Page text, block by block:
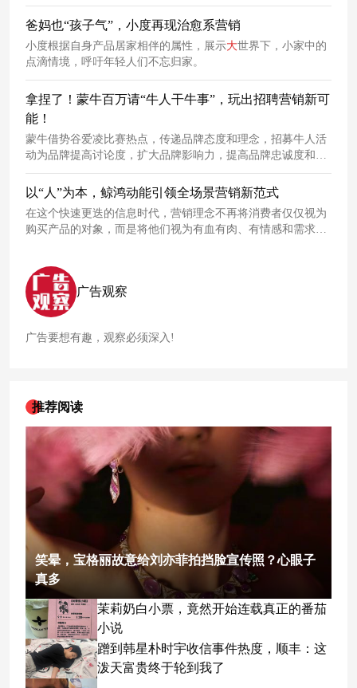
爸妈也“孩子气”，小度再现治愈系营销
小度根据自身产品居家相伴的属性，展示大世界下，小家中的
点滴情境，呼吁年轻人们不忘归家。
拿捏了！蒙牛百万请“牛人干牛事”，玩出招聘营销新可
能！
蒙牛借势谷爱凌比赛热点，传递品牌态度和理念，招募牛人活
动为品牌提高讨论度，扩大品牌影响力，提高品牌忠诚度和美
誉度。
以“人”为本，鲸鸿动能引领全场景营销新范式
在这个快速更迭的信息时代，营销理念不再将消费者仅仅视为
购买产品的对象，而是将他们视为有血有肉、有情感和需求的
答案就是：“回归以人为本，从‘全场景’破局。”
广告观察
广告要想有趣，观察必须深入!
推荐阅读
笑晕，宝格丽故意给刘亦菲拍挡脸宣传照？心眼子
真多
茉莉奶白小票，竟然开始连载真正的番茄
小说
蹭到韩星朴时宇收信事件热度，顺丰：这
泼天富贵终于轮到我了